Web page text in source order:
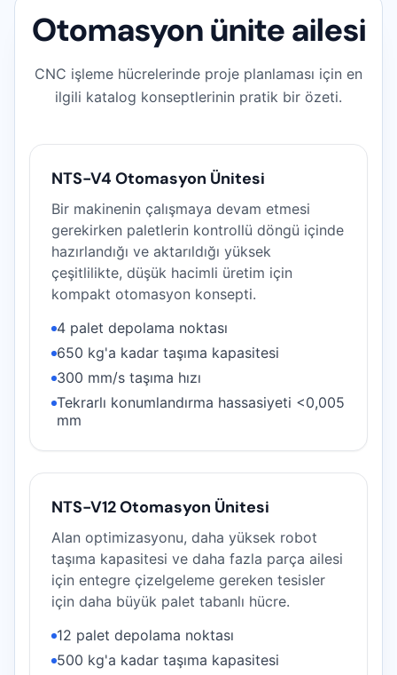
Otomasyon ünite ailesi
CNC işleme hücrelerinde proje planlaması için en
ilgili katalog konseptlerinin pratik bir özeti.
NTS-V4 Otomasyon Ünitesi
Bir makinenin çalışmaya devam etmesi
gerekirken paletlerin kontrollü döngü içinde
hazırlandığı ve aktarıldığı yüksek
çeşitlilikte, düşük hacimli üretim için
kompakt otomasyon konsepti.
4 palet depolama noktası
650 kg'a kadar taşıma kapasitesi
300 mm/s taşıma hızı
Tekrarlı konumlandırma hassasiyeti <0,005
mm
NTS-V12 Otomasyon Ünitesi
Alan optimizasyonu, daha yüksek robot
taşıma kapasitesi ve daha fazla parça ailesi
için entegre çizelgeleme gereken tesisler
için daha büyük palet tabanlı hücre.
12 palet depolama noktası
500 kg'a kadar taşıma kapasitesi